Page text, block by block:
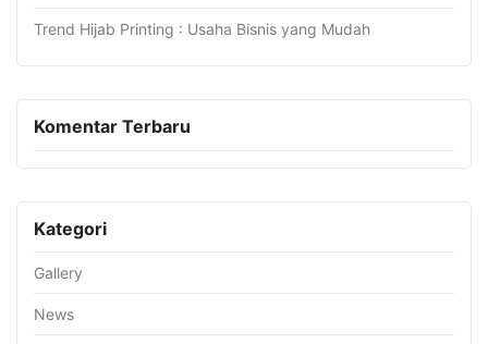
Trend Hijab Printing : Usaha Bisnis yang Mudah
Komentar Terbaru
Kategori
Gallery
News